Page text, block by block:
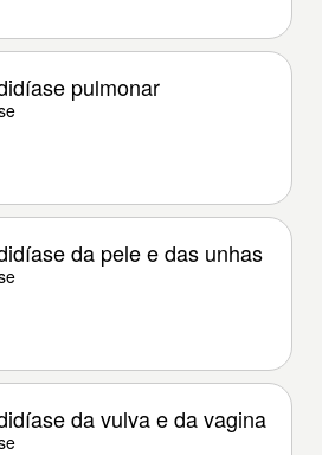
pulmonar
da pele e das unhas
da vulva e da vagina